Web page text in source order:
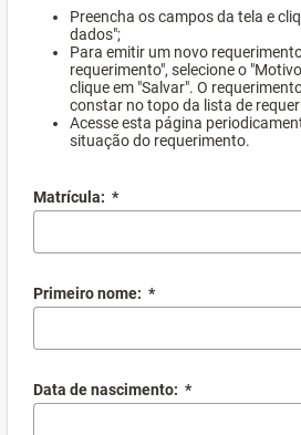
Preencha os campos da tela e
dados";
Para emitir um novo
requerimento", selecione o
clique em "Salvar". O
constar no topo da lista de
Acesse esta página
situação do requerimento.
Matrícula: *
Primeiro nome: *
Data de nascimento: *